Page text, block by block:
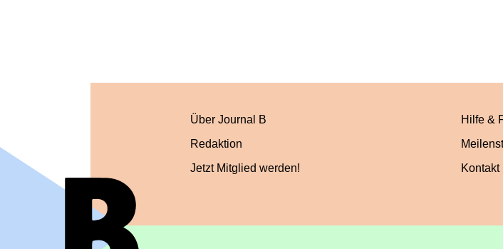
Über Journal B
Redaktion
Jetzt Mitglied werden!
Hilfe &
Kontakt